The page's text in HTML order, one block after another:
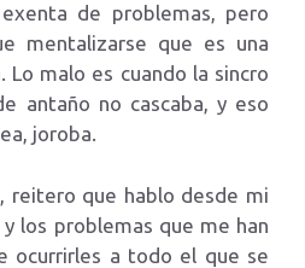
de problemas, pero
mentalizarse que es una
malo es cuando la sincro
antaño no cascaba, y eso
joroba.
reitero que hablo desde mi
los problemas que me han
ocurrirles a todo el que se